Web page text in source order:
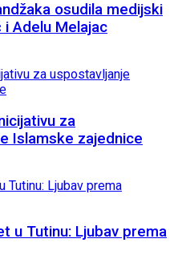
osudila medijski
i Adelu Melajac
za
Islamske zajednice
u Tutinu: Ljubav prema